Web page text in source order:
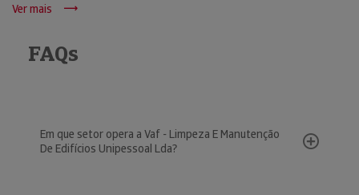
Ver mais
FAQs
Em que setor opera a Vaf - Limpeza E Manutenção
De Edifícios Unipessoal Lda?